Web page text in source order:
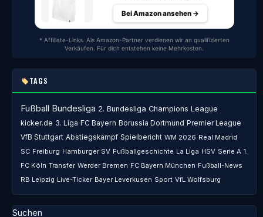
Bei Amazon ansehen →
* Affiliate-Links. Als Amazon-Partner verdienen wir an qualifizierten
Verkäufen. Für dich entstehen keine Mehrkosten.
TAGS
Fußball Bundesliga 2. Bundesliga Champions League
kicker.de 3. Liga FC Bayern Borussia Dortmund Premier League
VfB Stuttgart Abstiegskampf Spielbericht WM 2026 Real Madrid
SC Freiburg Hamburger SV Fußballgeschichte La Liga HSV Serie A 1.
FC Köln Transfer Werder Bremen FC Bayern München Fußball-News
RB Leipzig Live-Ticker Bayer Leverkusen Sport VfL Wolfsburg
Suchen